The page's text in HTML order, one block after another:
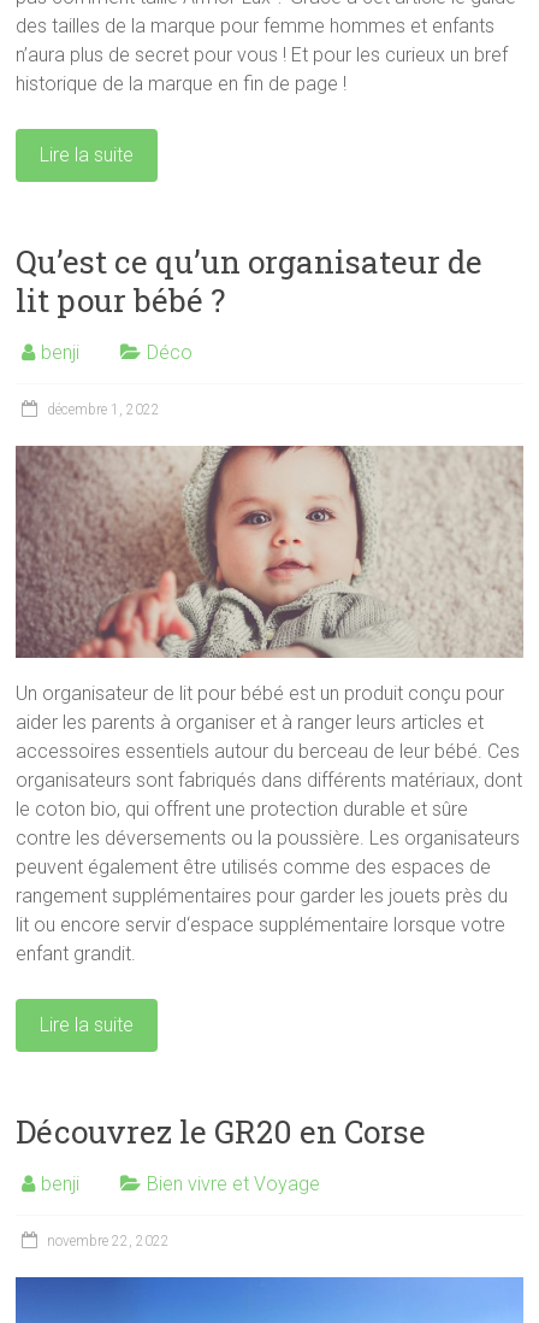
des tailles de la marque pour femme hommes et enfants
n’aura plus de secret pour vous ! Et pour les curieux un bref
historique de la marque en fin de page !
Lire la suite
Qu’est ce qu’un organisateur de
lit pour bébé ?
benji Déco
décembre 1, 2022
Un organisateur de lit pour bébé est un produit conçu pour
aider les parents à organiser et à ranger leurs articles et
accessoires essentiels autour du berceau de leur bébé. Ces
organisateurs sont fabriqués dans différents matériaux, dont
le coton bio, qui offrent une protection durable et sûre
contre les déversements ou la poussière. Les organisateurs
peuvent également être utilisés comme des espaces de
rangement supplémentaires pour garder les jouets près du
lit ou encore servir d‘espace supplémentaire lorsque votre
enfant grandit.
Lire la suite
Découvrez le GR20 en Corse
benji Bien vivre et Voyage
novembre 22, 2022